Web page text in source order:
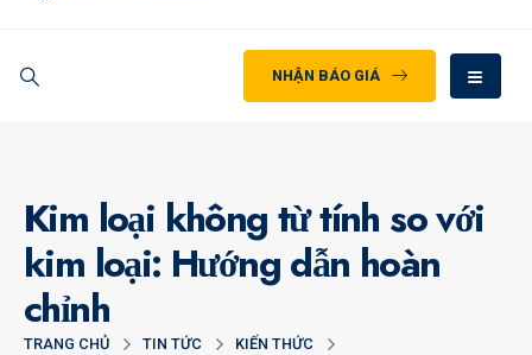
NHẬN BÁO GIÁ
Kim loại không từ tính so với
kim loại: Hướng dẫn hoàn
chỉnh
TRANG CHỦ TIN TỨC
KIẾN THỨC